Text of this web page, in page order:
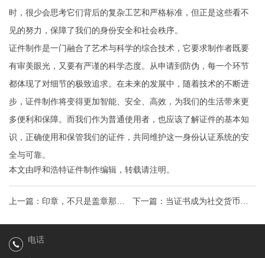
时，很少会思考它们背后的复杂工艺和严格标准，但正是这些看不
见的努力，保障了我们的身份安全和社会秩序。
证件制作是一门融合了艺术与科学的综合技术，它要求制作者既要
有审美眼光，又要有严谨的科学态度。从申请到防伪，每一个环节
都体现了对细节的极致追求。在未来的发展中，随着技术的不断进
步，证件制作将变得更加智能、安全、高效，为我们的生活带来更
多便利和保障。而我们作为普通使用者，也应该了解证件的基本知
识，正确使用和保管我们的证件，共同维护这一身份认证系统的安
全与可靠。
本文由呼和浩特证件制作编辑，转载请注明。
上一篇： 印章，不只是盖章那么
简单：全面解读印章的文化、法
律与实用价值
下一篇： 当证书成为社交货币：
揭秘证书制作背后的职场竞争力
电话